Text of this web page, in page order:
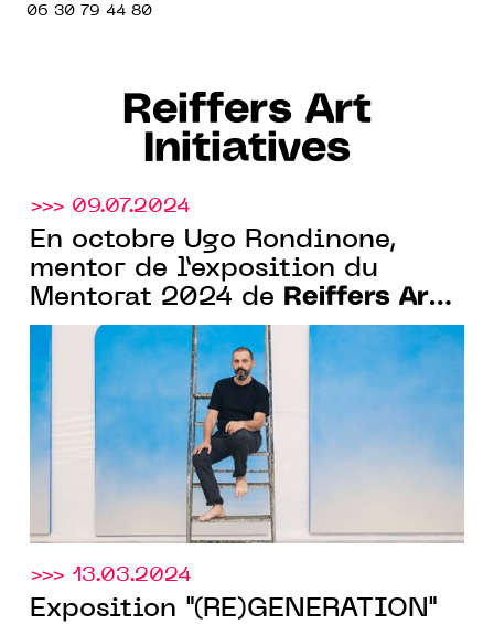
06 30 79 44 80
Reiffers Art
Initiatives
>>> 09.07.2024
En octobre Ugo Rondinone,
mentor de l’exposition du
Mentorat 2024 de
Reiffers Art
Initiatives
>>> 13.03.2024
Exposition "(RE)GENERATION"